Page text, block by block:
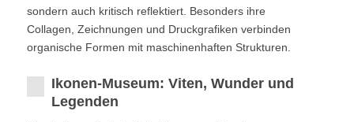
sondern auch kritisch reflektiert. Besonders ihre
Collagen, Zeichnungen und Druckgrafiken verbinden
organische Formen mit maschinenhaften Strukturen.
Ikonen-Museum: Viten, Wunder und
Legenden